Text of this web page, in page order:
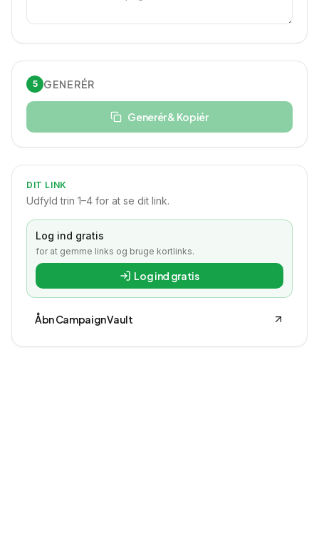
5 GENERÉR
Generér & Kopiér
DIT LINK
Udfyld trin 1–4 for at se dit link.
Log ind gratis
for at gemme links og bruge kortlinks.
Log ind gratis
Åbn Campaign Vault